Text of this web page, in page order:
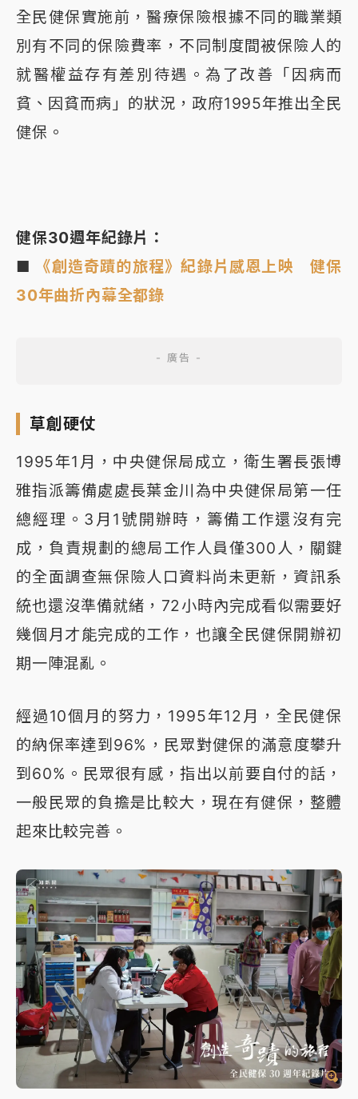
全民健保實施前，醫療保險根據不同的職業類
別有不同的保險費率，不同制度間被保險人的
就醫權益存有差別待遇。為了改善「因病而
貧、因貧而病」的狀況，政府1995年推出全民
健保。
健保30週年紀錄片：
■
《創造奇蹟的旅程》紀錄片感恩上映 健保
30年曲折內幕全都錄
草創硬仗
1995年1月，中央健保局成立，衛生署長張博
雅指派籌備處處長葉金川為中央健保局第一任
總經理。3月1號開辦時，籌備工作還沒有完
成，負責規劃的總局工作人員僅300人，關鍵
的全面調查無保險人口資料尚未更新，資訊系
統也還沒準備就緒，72小時內完成看似需要好
幾個月才能完成的工作，也讓全民健保開辦初
期一陣混亂。
經過10個月的努力，1995年12月，全民健保
的納保率達到96%，民眾對健保的滿意度攀升
到60%。民眾很有感，指出以前要自付的話，
一般民眾的負擔是比較大，現在有健保，整體
起來比較完善。